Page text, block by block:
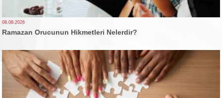
08.08.2026
Ramazan Orucunun Hikmetleri Nelerdir?